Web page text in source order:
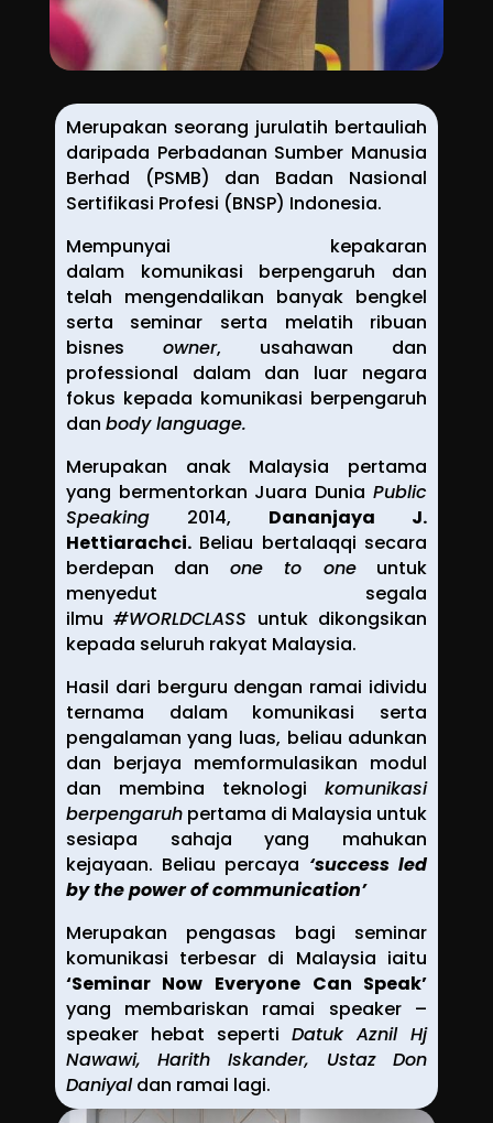
Merupakan seorang jurulatih bertauliah
daripada Perbadanan Sumber Manusia
Berhad (PSMB) dan Badan Nasional
Sertifikasi Profesi (BNSP) Indonesia.
Mempunyai kepakaran
dalam komunikasi berpengaruh dan
telah mengendalikan banyak bengkel
serta seminar serta melatih ribuan
bisnes owner, usahawan dan
professional dalam dan luar negara
fokus kepada komunikasi berpengaruh
dan body language.
Merupakan anak Malaysia pertama
yang bermentorkan Juara DuniaPublic
Speaking2014, Dananjaya J.
Hettiarachci.Beliau bertalaqqi secara
berdepan dan one to oneuntuk
menyedut segala
ilmu#WORLDCLASS untuk dikongsikan
kepada seluruh rakyat Malaysia.
Hasil dari berguru dengan ramai idividu
ternama dalam komunikasi serta
pengalaman yang luas, beliau adunkan
dan berjaya memformulasikan modul
dan membina teknologikomunikasi
berpengaruhpertama di Malaysia untuk
sesiapa sahaja yang mahukan
kejayaan. Beliau percaya ‘success led
by the power of communication’
Merupakan pengasas bagi seminar
komunikasi terbesar di Malaysia iaitu
‘Seminar Now Everyone Can Speak’
yang membariskan ramai speaker –
speaker hebat sepertiDatuk Aznil Hj
Nawawi, Harith Iskander, Ustaz Don
Daniyaldan ramai lagi.